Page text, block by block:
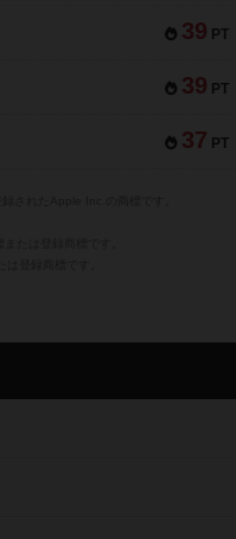
39 PT
39 PT
37 PT